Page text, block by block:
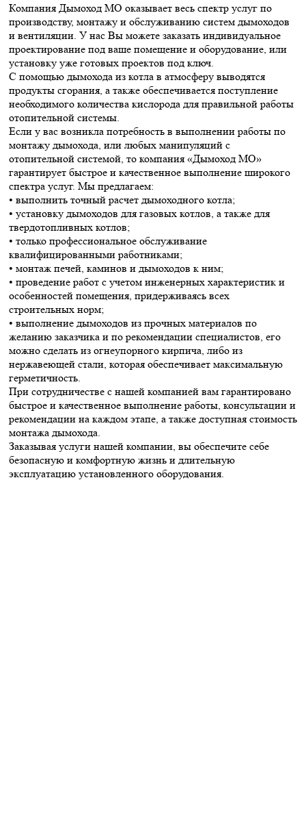
Компания Дымоход МО оказывает весь спектр услуг по
производству, монтажу и обслуживанию систем дымоходов
и вентиляции. У нас Вы можете заказать индивидуальное
проектирование под ваше помещение и оборудование, или
установку уже готовых проектов под ключ.
С помощью дымохода из котла в атмосферу выводятся
продукты сгорания, а также обеспечивается поступление
необходимого количества кислорода для правильной работы
отопительной системы.
Если у вас возникла потребность в выполнении работы по
монтажу дымохода, или любых манипуляций с
отопительной системой, то компания «Дымоход МО»
гарантирует быстрое и качественное выполнение широкого
спектра услуг. Мы предлагаем:
• выполнить точный расчет дымоходного котла;
• установку дымоходов для газовых котлов, а также для
твердотопливных котлов;
• только профессиональное обслуживание
квалифицированными работниками;
• монтаж печей, каминов и дымоходов к ним;
• проведение работ с учетом инженерных характеристик и
особенностей помещения, придерживаясь всех
строительных норм;
• выполнение дымоходов из прочных материалов по
желанию заказчика и по рекомендации специалистов, его
можно сделать из огнеупорного кирпича, либо из
нержавеющей стали, которая обеспечивает максимальную
герметичность.
При сотрудничестве с нашей компанией вам гарантировано
быстрое и качественное выполнение работы, консультации и
рекомендации на каждом этапе, а также доступная стоимость
монтажа дымохода.
Заказывая услуги нашей компании, вы обеспечите себе
безопасную и комфортную жизнь и длительную
эксплуатацию установленного оборудования.